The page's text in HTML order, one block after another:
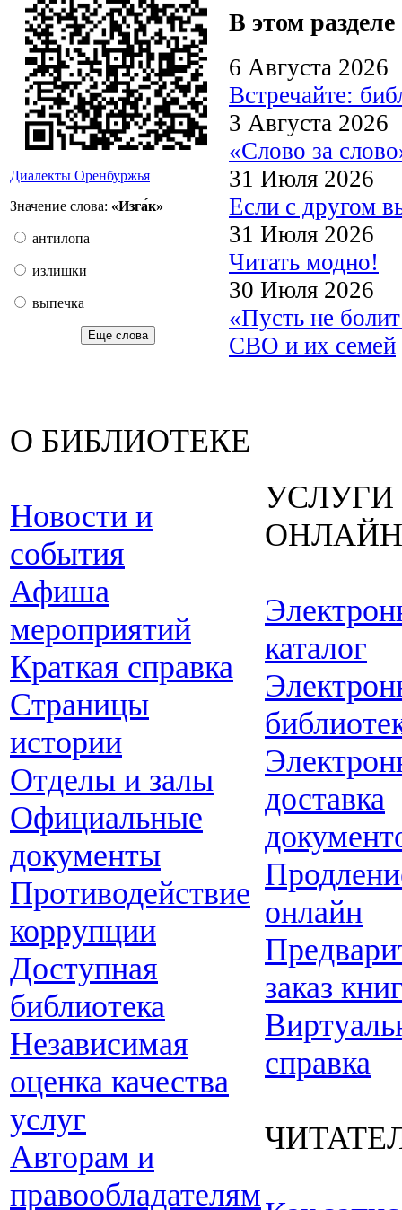
Диалекты Оренбуржья
Значение слова: «Изга́к»
антилопа
излишки
выпечка
Еще слова
В этом разделе
6 Августа 2026
Встречайте:
3 Августа 2026
«Слово за
31 Июля 2026
Если с другом
31 Июля 2026
Читать модно!
30 Июля 2026
«Пусть не
СВО и их семей
О БИБЛИОТЕКЕ
Новости и
события
Афиша
мероприятий
Краткая справка
Страницы
истории
Отделы и залы
Официальные
документы
Противодействие
коррупции
Доступная
библиотека
Независимая
оценка качества
услуг
Авторам и
правообладателям
УСЛУГИ
ОНЛАЙН
каталог
доставка
онлайн
заказ
справка